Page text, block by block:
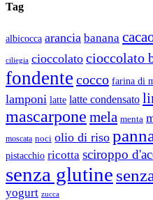
Tag
albicocca arancia banana
ciliegia cioccolato cioccolato
fondente cocco farina di
lamponi latte latte condensato
mascarpone mela menta
moscata noci olio di riso
pistacchio ricotta sciroppo
senza glutine
yogurt zucca